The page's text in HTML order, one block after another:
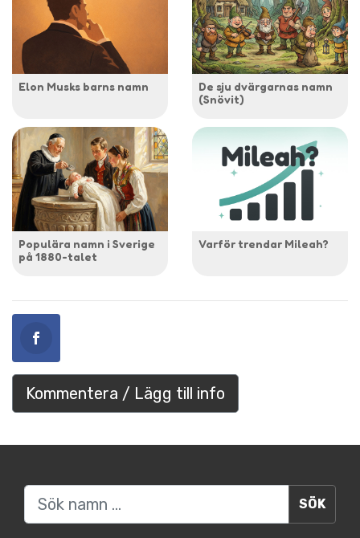
Elon Musks barns namn
De sju dvärgarnas namn
(Snövit)
Populära namn i Sverige
på 1880-talet
Varför trendar Mileah?
Kommentera / Lägg till info
Sök